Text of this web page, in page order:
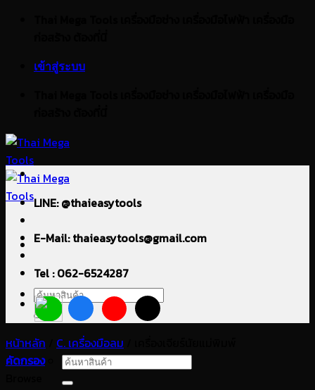
เข้าสู่ระบบ
ค้นหา:
ค้นหา:
LINE: @thaieasytools
E-Mail: thaieasytools@gmail.com
Tel : 062-6524287
หน้าหลัก C. เครื่องมือลม
คัดกรอง